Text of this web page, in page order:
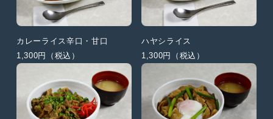
カレーライス辛口・甘口
1,300円（税込）
ハヤシライス
1,300円（税込）